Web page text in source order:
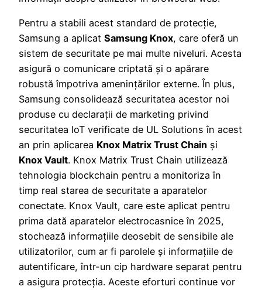
Pentru a stabili acest standard de protecție,
Samsung a aplicat Samsung Knox, care oferă un
sistem de securitate pe mai multe niveluri. Acesta
asigură o comunicare criptată și o apărare
robustă împotriva amenințărilor externe. În plus,
Samsung consolidează securitatea acestor noi
produse cu declarații de marketing privind
securitatea IoT verificate de UL Solutions în acest
an prin aplicarea Knox Matrix Trust Chain și
Knox Vault. Knox Matrix Trust Chain utilizează
tehnologia blockchain pentru a monitoriza în
timp real starea de securitate a aparatelor
conectate. Knox Vault, care este aplicat pentru
prima dată aparatelor electrocasnice în 2025,
stochează informațiile deosebit de sensibile ale
utilizatorilor, cum ar fi parolele și informațiile de
autentificare, într-un cip hardware separat pentru
a asigura protecția. Aceste eforturi continue vor